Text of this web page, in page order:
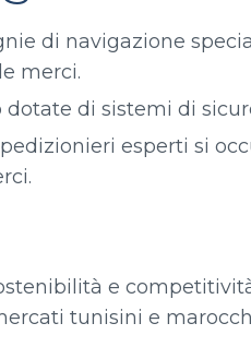
di navigazione
merci.
dotate di sistemi di
esperti si
e
tunisini e